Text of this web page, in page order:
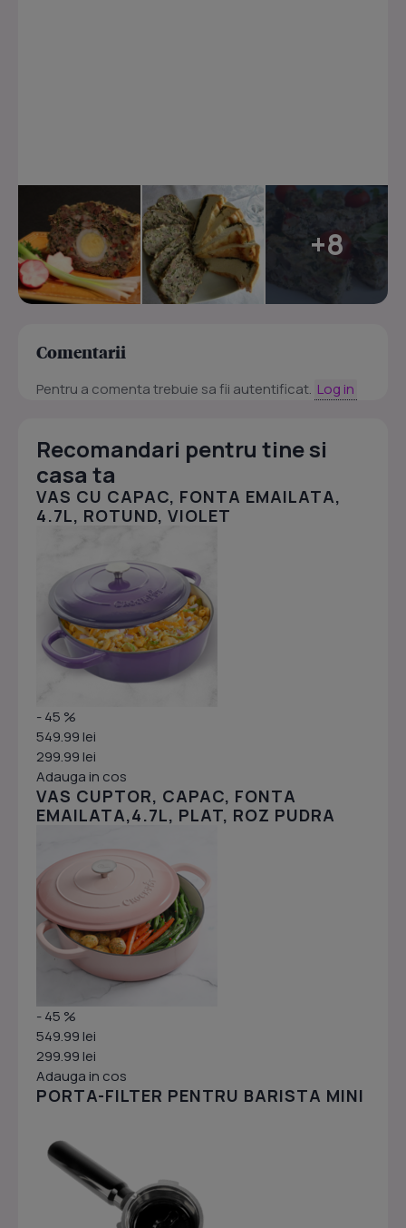
+8
Comentarii
Pentru a comenta trebuie sa fii autentificat. Log in
Recomandari pentru tine si
casa ta
VAS CU CAPAC, FONTA EMAILATA,
4.7L, ROTUND, VIOLET
- 45 %
549.99 lei
299.99 lei
Adauga in cos
VAS CUPTOR, CAPAC, FONTA
EMAILATA,4.7L, PLAT, ROZ PUDRA
- 45 %
549.99 lei
299.99 lei
Adauga in cos
PORTA-FILTER PENTRU BARISTA MINI